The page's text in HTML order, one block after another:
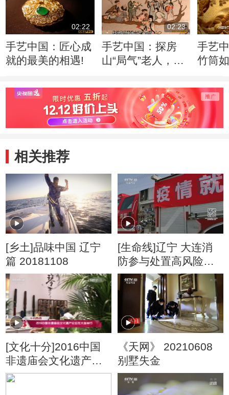
02:22
手艺中国：匠心成
就的最美的相遇!
02:23
手艺中国：探房
山“局气”老人，如
手艺
竹筒
相关推荐
[乡土]品味中国 辽宁
篇 20181108
[生命线]辽宁 大连消
防参与处置高风险区
域消杀任务
[文化十分]2016中国
非遗庙会文化遗产论
坛在大连举行
《天网》 20210608
别墅失金